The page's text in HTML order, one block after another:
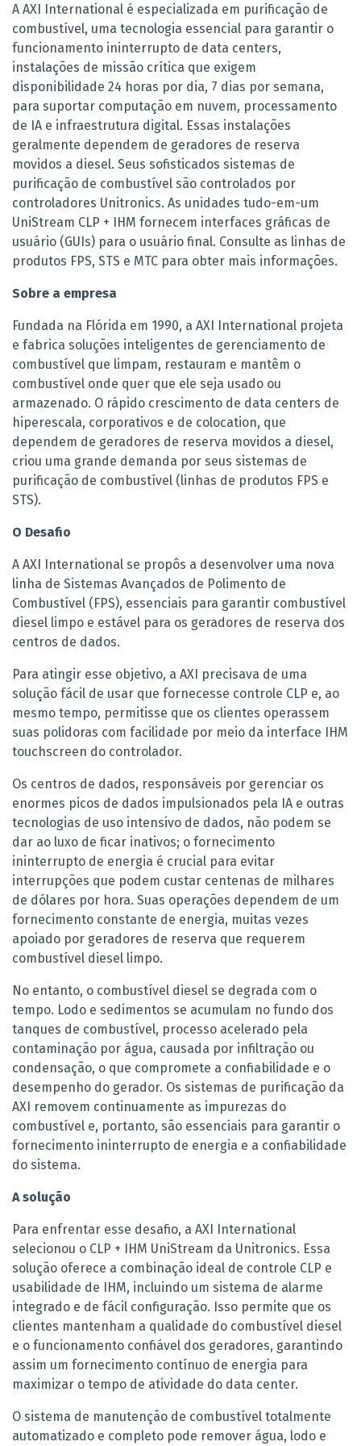
A AXI International é especializada em purificação de
combustível, uma tecnologia essencial para garantir o
funcionamento ininterrupto de data centers,
instalações de missão crítica que exigem
disponibilidade 24 horas por dia, 7 dias por semana,
para suportar computação em nuvem, processamento
de IA e infraestrutura digital. Essas instalações
geralmente dependem de geradores de reserva
movidos a diesel. Seus sofisticados sistemas de
purificação de combustível são controlados por
controladores Unitronics. As unidades tudo-em-um
UniStream CLP + IHM fornecem interfaces gráficas de
usuário (GUIs) para o usuário final. Consulte as linhas de
produtos FPS, STS e MTC para obter mais informações.
Sobre a empresa
Fundada na Flórida em 1990, a AXI International projeta
e fabrica soluções inteligentes de gerenciamento de
combustível que limpam, restauram e mantêm o
combustível onde quer que ele seja usado ou
armazenado. O rápido crescimento de data centers de
hiperescala, corporativos e de colocation, que
dependem de geradores de reserva movidos a diesel,
criou uma grande demanda por seus sistemas de
purificação de combustível (linhas de produtos FPS e
STS).
O Desafio
A AXI International se propôs a desenvolver uma nova
linha de Sistemas Avançados de Polimento de
Combustível (FPS), essenciais para garantir combustível
diesel limpo e estável para os geradores de reserva dos
centros de dados.
Para atingir esse objetivo, a AXI precisava de uma
solução fácil de usar que fornecesse controle CLP e, ao
mesmo tempo, permitisse que os clientes operassem
suas polidoras com facilidade por meio da interface IHM
touchscreen do controlador.
Os centros de dados, responsáveis ​​por gerenciar os
enormes picos de dados impulsionados pela IA e outras
tecnologias de uso intensivo de dados, não podem se
dar ao luxo de ficar inativos; o fornecimento
ininterrupto de energia é crucial para evitar
interrupções que podem custar centenas de milhares
de dólares por hora. Suas operações dependem de um
fornecimento constante de energia, muitas vezes
apoiado por geradores de reserva que requerem
combustível diesel limpo.
No entanto, o combustível diesel se degrada com o
tempo. Lodo e sedimentos se acumulam no fundo dos
tanques de combustível, processo acelerado pela
contaminação por água, causada por infiltração ou
condensação, o que compromete a confiabilidade e o
desempenho do gerador. Os sistemas de purificação da
AXI removem continuamente as impurezas do
combustível e, portanto, são essenciais para garantir o
fornecimento ininterrupto de energia e a confiabilidade
do sistema.
A solução
Para enfrentar esse desafio, a AXI International
selecionou o CLP + IHM UniStream da Unitronics. Essa
solução oferece a combinação ideal de controle CLP e
usabilidade de IHM, incluindo um sistema de alarme
integrado e de fácil configuração. Isso permite que os
clientes mantenham a qualidade do combustível diesel
e o funcionamento confiável dos geradores, garantindo
assim um fornecimento contínuo de energia para
maximizar o tempo de atividade do data center.
O sistema de manutenção de combustível totalmente
automatizado e completo pode remover água, lodo e